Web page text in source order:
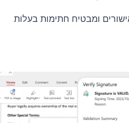
ומבטיח חתימות בעלות